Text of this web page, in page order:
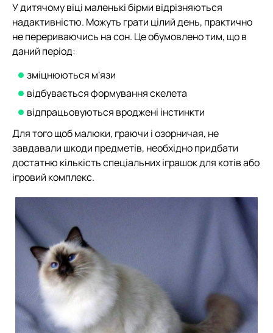
У дитячому віці маленькі бірми відрізняються
надактивністю. Можуть грати цілий день, практично
не перериваючись на сон. Це обумовлено тим, що в
даний період:
зміцнюються м'язи
відбувається формування скелета
відпрацьовуються вроджені інстинкти
Для того щоб малюки, граючи і озорничая, не
завдавали шкоди предметів, необхідно придбати
достатню кількість спеціальних іграшок для котів або
ігровий комплекс.